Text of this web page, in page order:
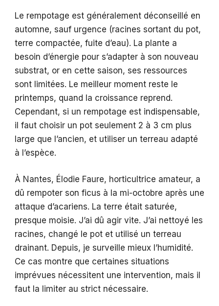
Le rempotage est généralement déconseillé en
automne, sauf urgence (racines sortant du pot,
terre compactée, fuite d’eau). La plante a
besoin d’énergie pour s’adapter à son nouveau
substrat, or en cette saison, ses ressources
sont limitées. Le meilleur moment reste le
printemps, quand la croissance reprend.
Cependant, si un rempotage est indispensable,
il faut choisir un pot seulement 2 à 3 cm plus
large que l’ancien, et utiliser un terreau adapté
à l’espèce.
À Nantes, Élodie Faure, horticultrice amateur, a
dû rempoter son ficus à la mi-octobre après une
attaque d’acariens. La terre était saturée,
presque moisie. J’ai dû agir vite. J’ai nettoyé les
racines, changé le pot et utilisé un terreau
drainant. Depuis, je surveille mieux l’humidité.
Ce cas montre que certaines situations
imprévues nécessitent une intervention, mais il
faut la limiter au strict nécessaire.